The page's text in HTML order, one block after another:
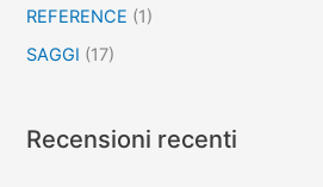
REFERENCE (1)
SAGGI (17)
Recensioni recenti